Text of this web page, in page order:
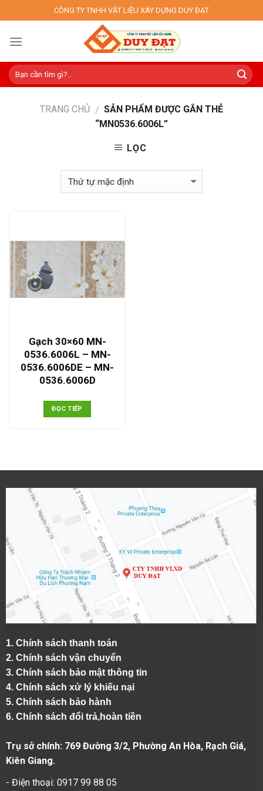
to
content
CÔNG TY TNHH VẬT LIỆU XÂY DỰNG DUY ĐẠT
TRANG CHỦ / SẢN PHẨM ĐƯỢC GẮN THẺ
“MN0536.6006L”
LỌC
Gạch 30×60 MN-
0536.6006L – MN-
0536.6006DE – MN-
0536.6006D
ĐỌC TIẾP
1. Chính sách thanh toán
2. Chính sách vận chuyển
3. Chính sách bảo mật thông tin
4. Chính sách xử lý khiếu nại
5. Chính sách bảo hành
6. Chính sách đổi trả,hoàn tiền
Trụ sở chính: 769 Đường 3/2, Phường An Hòa, Rạch Giá,
Kiên Giang.
- Điện thoại: 0917 99 88 05